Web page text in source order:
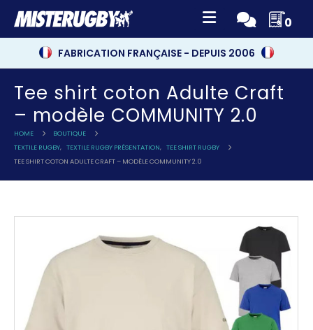
0
FABRICATION FRANÇAISE - DEPUIS 2006
Tee shirt coton Adulte Craft
– modèle COMMUNITY 2.0
HOME
BOUTIQUE
TEXTILE RUGBY, TEXTILE RUGBY PRÉSENTATION, TEE SHIRT RUGBY
TEE SHIRT COTON ADULTE CRAFT – MODÈLE COMMUNITY 2.0